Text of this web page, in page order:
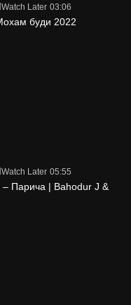
Watch Later 03:06
буди 2022
Watch Later 05:55
Парича | Bahodur J &